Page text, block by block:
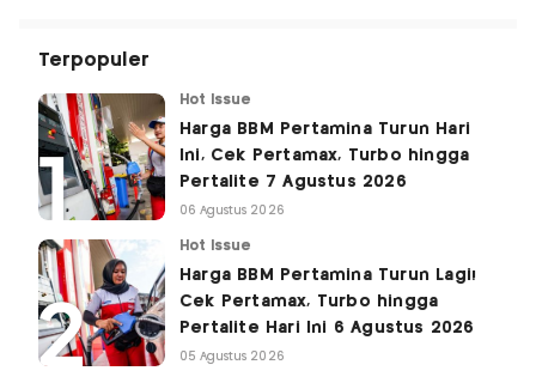
Terpopuler
Hot Issue
Harga BBM Pertamina Turun Hari
Ini, Cek Pertamax, Turbo hingga
Pertalite 7 Agustus 2026
06 Agustus 2026
Hot Issue
Harga BBM Pertamina Turun Lagi!
Cek Pertamax, Turbo hingga
Pertalite Hari Ini 6 Agustus 2026
05 Agustus 2026